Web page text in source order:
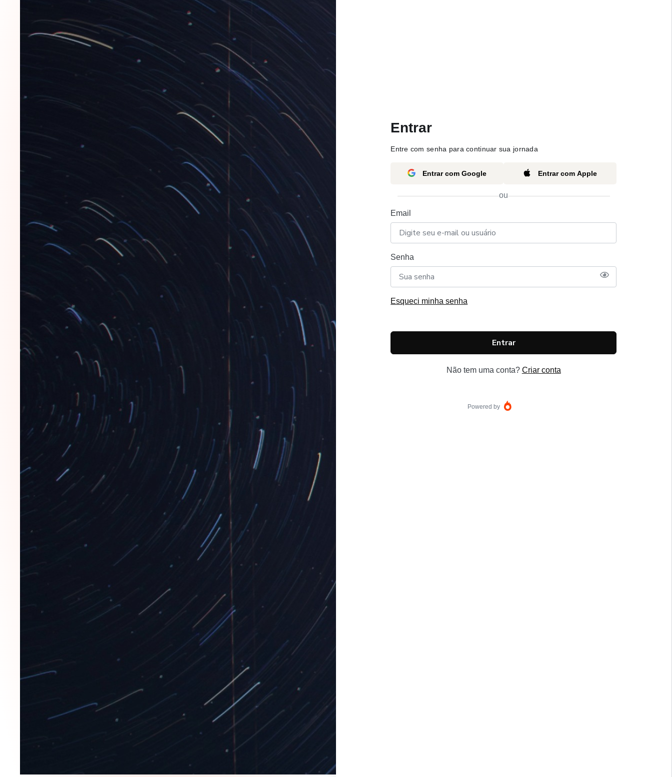
Entrar
Entre com senha para continuar sua jornada
Entrar com Google Entrar com Apple
ou
Email
Senha
Esqueci minha senha
Entrar
Não tem uma conta? Criar conta
Powered by